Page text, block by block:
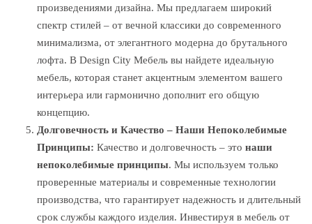
произведениями дизайна. Мы предлагаем широкий
спектр стилей – от вечной классики до современного
минимализма, от элегантного модерна до брутального
лофта. В Design City Мебель вы найдете идеальную
мебель, которая станет акцентным элементом вашего
интерьера или гармонично дополнит его общую
концепцию.
Долговечность и Качество – Наши Непоколебимые
Принципы: Качество и долговечность – этонаши
непоколебимые принципы. Мы используем только
проверенные материалы и современные технологии
производства, что гарантирует надежность и длительный
срок службы каждого изделия. Инвестируя в мебель от